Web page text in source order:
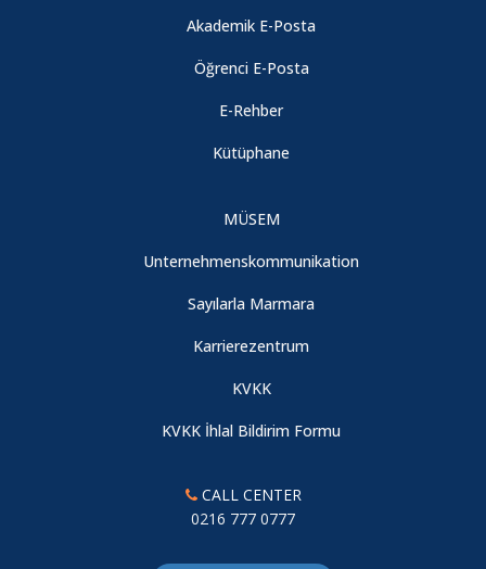
Akademik E-Posta
Öğrenci E-Posta
E-Rehber
Kütüphane
MÜSEM
Unternehmenskommunikation
Sayılarla Marmara
Karrierezentrum
KVKK
KVKK İhlal Bildirim Formu
CALL CENTER
0216 777 0777